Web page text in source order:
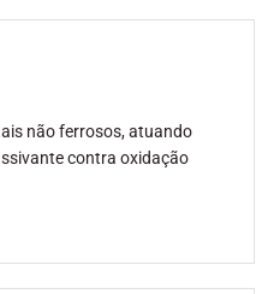
não ferrosos, atuando
contra oxidação